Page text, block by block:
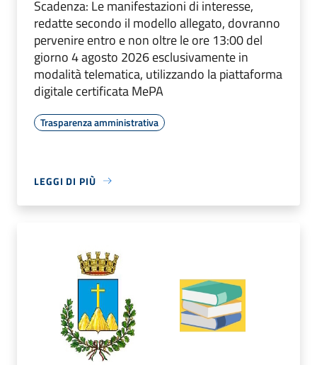
Scadenza: Le manifestazioni di interesse,
redatte secondo il modello allegato, dovranno
pervenire entro e non oltre le ore 13:00 del
giorno 4 agosto 2026 esclusivamente in
modalità telematica, utilizzando la piattaforma
digitale certificata MePA
Trasparenza amministrativa
LEGGI DI PIÙ